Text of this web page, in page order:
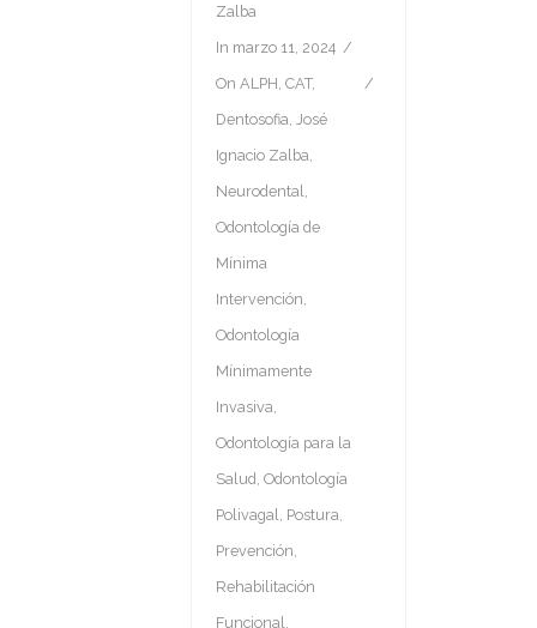
Zalba
In marzo 11, 2024
On ALPH CAT,
Dentosofia
José
Ignacio Zalba
Neurodental
Odontología de
Mínima
Intervención
Odontología
Mínimamente
Invasiva
Odontología para la
Salud Odontología
Polivagal
Postura
Prevención
Rehabilitación
Funcional